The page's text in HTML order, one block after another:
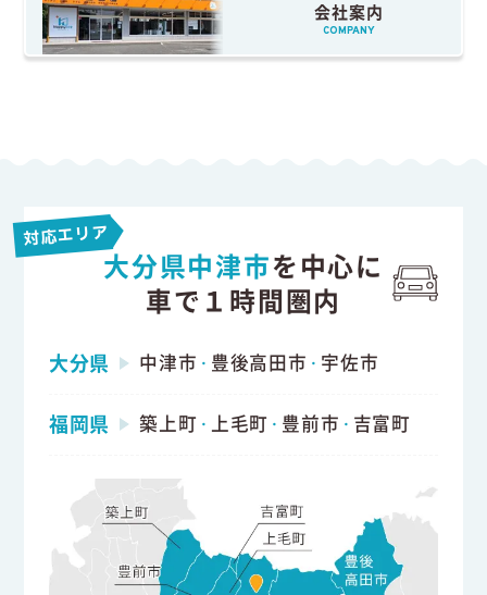
会社案内
COMPANY
対応エリア
大分県中津市を中心に
車で１時間圏内
大分県 中津市 ・ 豊後高田市 ・ 宇佐市
福岡県 築上町 ・ 上毛町 ・ 豊前市 ・ 吉富町